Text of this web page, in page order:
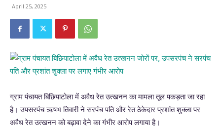
April 25, 2025
ग्राम पंचायत बिछियाटोला में अवैध रेत उत्खनन का मामला तूल पकड़ता जा रहा
है। उपसरपंच ऋषभ तिवारी ने सरपंच पति और रेत ठेकेदार प्रशांत शुक्ला पर
अवैध रेत उत्खनन को बढ़ावा देने का गंभीर आरोप लगाया है।